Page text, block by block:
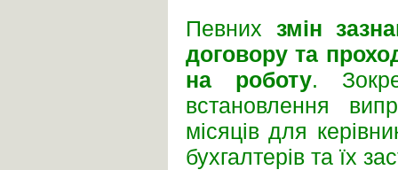
Певних змін
договору та
на роботу.
встановлення
місяців для
бухгалтерів та їх